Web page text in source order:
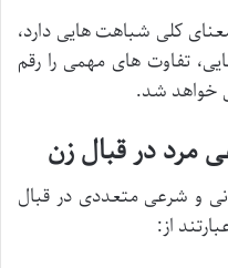
کلی شباهت هایی دارد،
تفاوت های مهمی را رقم
خواهد شد.
و شرعی متعددی در قبال
از: